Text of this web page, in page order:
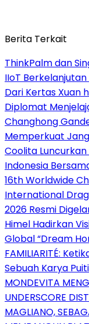
Berita Terkait
ThinkPalm dan
IIoT
Dari Kertas Xuan
Diplomat
Changhong
Memperkuat
Coolita
Indonesia
16th Worldwide
International
2026 Resmi
Himel Hadirkan
Global “Dream
FAMILIARITÉ:
Sebuah Karya
MONDEVITA
UNDERSCORE
MAGLIANO,